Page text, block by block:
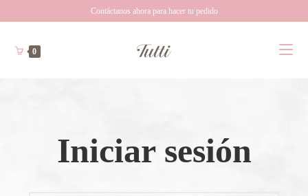
Contáctanos ahora para hacer tu pedido
0
Iniciar sesión